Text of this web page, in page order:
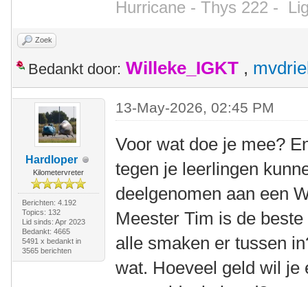
Hurricane - Thys 222 -
Zoek
Bedankt door: Willeke_IGKT ,
Hardloper
Kilometervreter
Berichten: 4.192
Topics: 132
Lid sinds: Apr 2023
Bedankt: 4665
5491 x bedankt in
3565 berichten
13-May-2026, 02:45 PM
Voor wat doe je mee?
tegen je leerlingen
deelgenomen aan een
Meester Tim is de
alle smaken er tussen
wat. Hoeveel geld wil je